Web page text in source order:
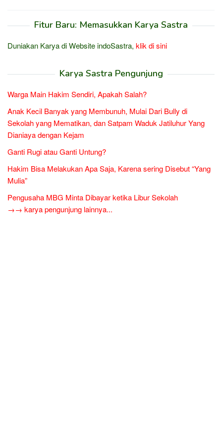
Fitur Baru: Memasukkan Karya Sastra
Duniakan Karya di Website indoSastra, klik di sini
Karya Sastra Pengunjung
Warga Main Hakim Sendiri, Apakah Salah?
Anak Kecil Banyak yang Membunuh, Mulai Dari Bully di
Sekolah yang Mematikan, dan Satpam Waduk Jatiluhur Yang
Dianiaya dengan Kejam
Ganti Rugi atau Ganti Untung?
Hakim Bisa Melakukan Apa Saja, Karena sering Disebut “Yang
Mulia”
Pengusaha MBG Minta Dibayar ketika Libur Sekolah
→→ karya pengunjung lainnya...